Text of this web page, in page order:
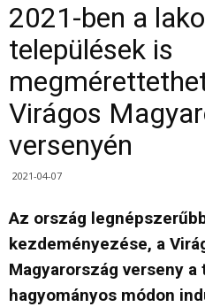
2021-ben a
települések is
Virágos
versenyén
2021-04-07
Az ország
kezdeményezése, a
Magyarország verseny
hagyományos módon